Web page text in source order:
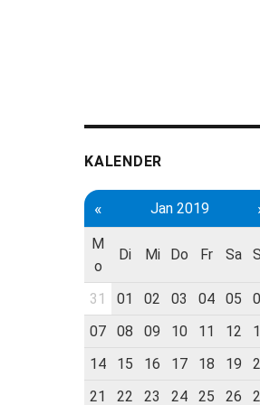
KALENDER
« Jan 2019
M
o
Di Mi Do Fr Sa
31 01 02 03 04 05
07
08 09 10 11 12
14
15 16 17 18 19
21
22 23 24 25 26